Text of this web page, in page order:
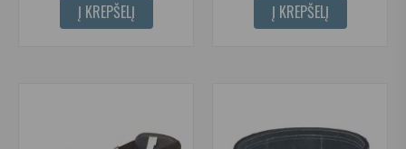
Į KREPŠELĮ Į KREPŠELĮ